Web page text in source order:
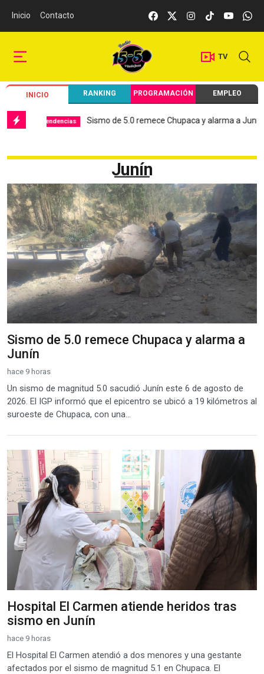
Inicio Contacto
TV
INICIO RANKING PROGRAMACIÓN EMPLEO
Sismo de 5.0 remece Chupaca y alarma a Junín Local
Junín
Sismo de 5.0 remece Chupaca y alarma a
Junín
hace 9 horas
Un sismo de magnitud 5.0 sacudió Junín este 6 de agosto de
2026. El IGP informó que el epicentro se ubicó a 19 kilómetros al
suroeste de Chupaca, con una...
Hospital El Carmen atiende heridos tras
sismo en Junín
hace 9 horas
El Hospital El Carmen atendió a dos menores y una gestante
afectados por el sismo de magnitud 5.1 en Chupaca. El